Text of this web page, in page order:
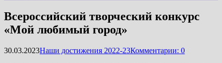
Всероссийский творческий конкурс
«Мой любимый город»
30.03.2023Наши достижения 2022-23Комментарии: 0